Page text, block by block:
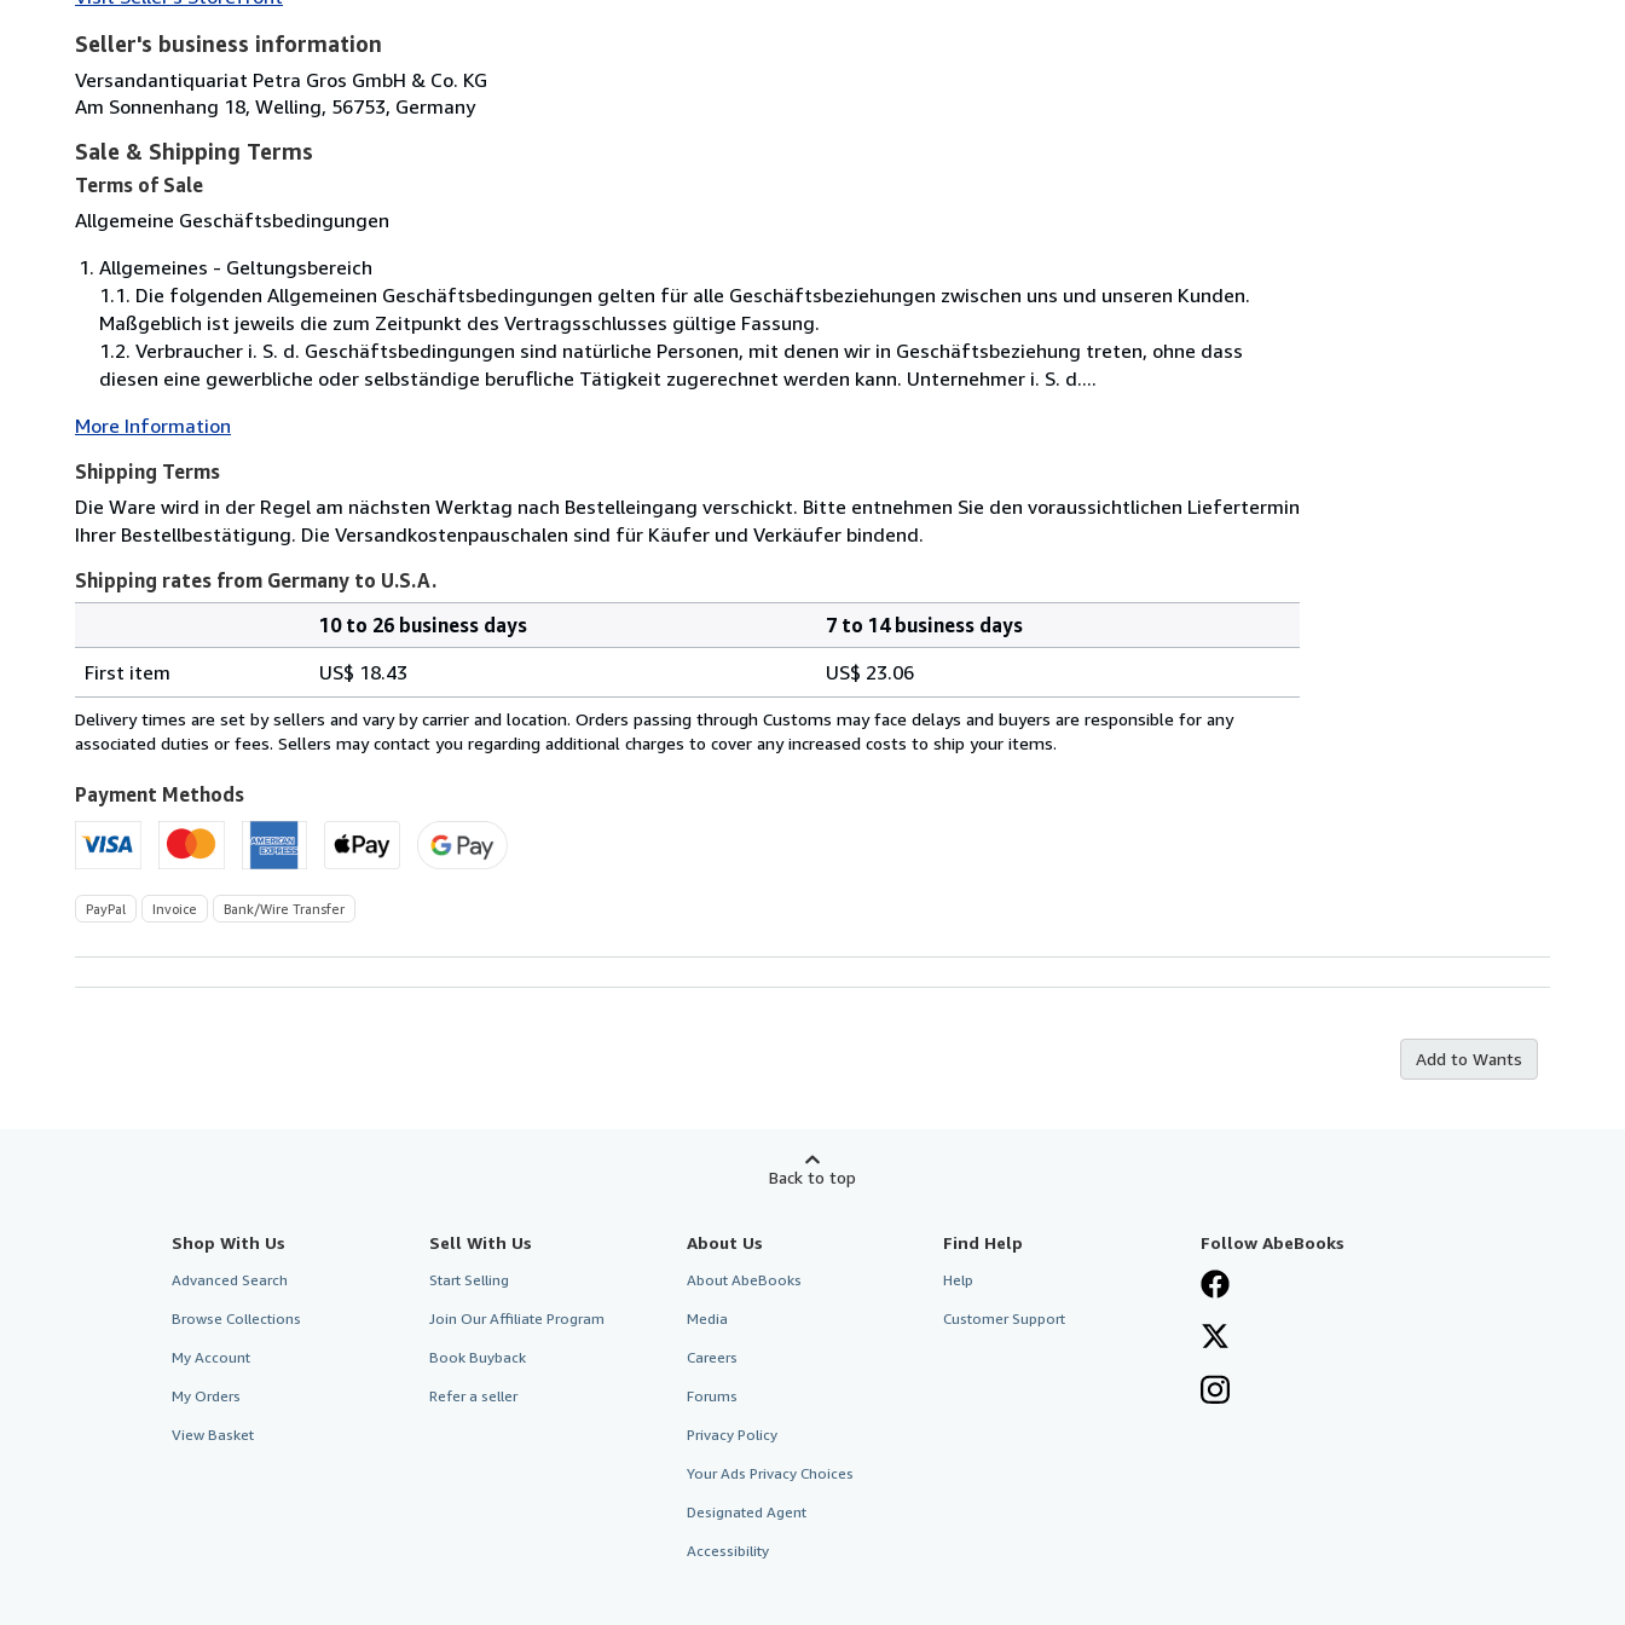
Seller's business information
Versandantiquariat Petra Gros GmbH & Co. KG
Am Sonnenhang 18, Welling, 56753, Germany
Sale & Shipping Terms
Terms of Sale
Allgemeine Geschäftsbedingungen
Allgemeines - Geltungsbereich
1.1. Die folgenden Allgemeinen Geschäftsbedingungen gelten für alle Geschäftsbeziehungen zwischen uns und unseren Kunden.
Maßgeblich ist jeweils die zum Zeitpunkt des Vertragsschlusses gültige Fassung.
1.2. Verbraucher i. S. d. Geschäftsbedingungen sind natürliche Personen, mit denen wir in Geschäftsbeziehung treten, ohne dass
diesen eine gewerbliche oder selbständige berufliche Tätigkeit zugerechnet werden kann. Unternehmer i. S. d....
More Information
Shipping Terms
Die Ware wird in der Regel am nächsten Werktag nach Bestelleingang verschickt. Bitte entnehmen Sie den voraussichtlichen Liefertermin
Ihrer Bestellbestätigung. Die Versandkostenpauschalen sind für Käufer und Verkäufer bindend.
Shipping rates from Germany to U.S.A.
rates
from
Germany
U.S.A.
10 to 26 business days
7 to 14 business days
First item
US$ 18.43 US$ 23.06
Delivery times are set by sellers and vary by carrier and location. Orders passing through Customs may face delays and buyers are responsible for any
associated duties or fees. Sellers may contact you regarding additional charges to cover any increased costs to ship your items.
Payment Methods
PayPal Invoice Bank/Wire Transfer
Add to Wants
Back to top
Shop With Us
Advanced Search
Browse Collections
My Account
My Orders
View Basket
Sell With Us
Start Selling
Join Our Affiliate Program
Book Buyback
Refer a seller
About Us
About AbeBooks
Media
Careers
Forums
Privacy Policy
Your Ads Privacy Choices
Designated Agent
Accessibility
Find Help
Help
Customer Support
Follow AbeBooks